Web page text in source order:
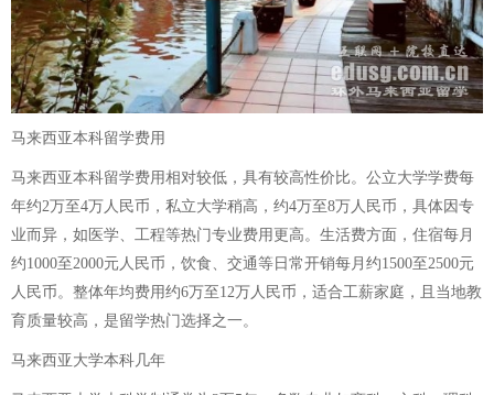
马来西亚本科留学费用
马来西亚本科留学费用相对较低，具有较高性价比。公立大学学费每
年约2万至4万人民币，私立大学稍高，约4万至8万人民币，具体因专
业而异，如医学、工程等热门专业费用更高。生活费方面，住宿每月
约1000至2000元人民币，饮食、交通等日常开销每月约1500至2500元
人民币。整体年均费用约6万至12万人民币，适合工薪家庭，且当地教
育质量较高，是留学热门选择之一。
马来西亚大学本科几年